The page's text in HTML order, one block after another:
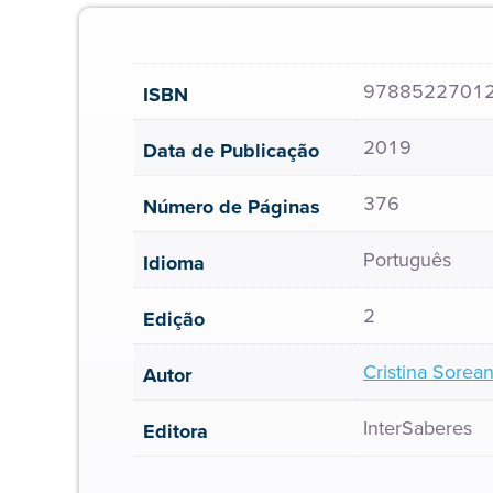
ISBN
Data de Publicação 2019
Número de Páginas 376
Idioma Português
Edição 2
Autor Cristina
Editora InterSaberes